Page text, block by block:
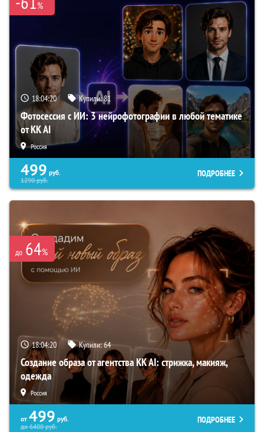
%
18:04:19 Купили:81
Фотосессия с ИИ: 3 нейрофотографии в любой тематике
от KK AI
Россия
499 руб.
1290руб.
ПОДРОБНЕЕ
до 64%
18:04:19 Купили:64
Создание образа от агентства KK AI: стрижка, макияж,
одежда
Россия
от 499 руб.
до6400руб.
ПОДРОБНЕЕ